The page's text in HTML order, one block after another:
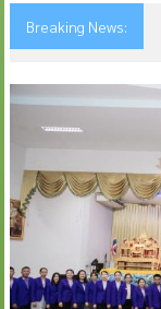
Breaking News: